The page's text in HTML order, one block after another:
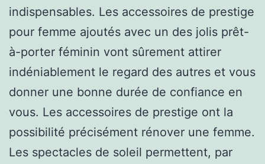
indispensables. Les accessoires de prestige
pour femme ajoutés avec un des jolis prêt-
à-porter féminin vont sûrement attirer
indéniablement le regard des autres et vous
donner une bonne durée de confiance en
vous. Les accessoires de prestige ont la
possibilité précisément rénover une femme.
Les spectacles de soleil permettent, par